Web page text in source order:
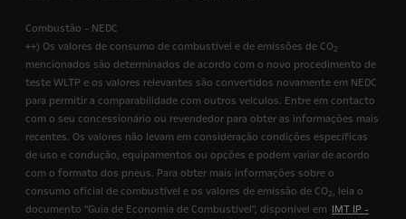
Combustão - NEDC
++) Os valores de consumo de combustível e de emissões de CO2
mencionados são determinados de acordo com o novo procedimento de
teste WLTP e os valores relevantes são convertidos novamente em NEDC
para permitir a comparabilidade com outros veículos. Entre em contacto
com o seu concessionário ou revendedor para obter as informações mais
recentes. Os valores não levam em consideração condições específicas
de uso e condução, equipamentos ou opções e podem variar de acordo
com o formato dos pneus. Para obter mais informações sobre o
consumo oficial de combustível e os valores de emissão de CO2, leia o
documento "Guia de Economia de Combustível", disponível em IMT IP -